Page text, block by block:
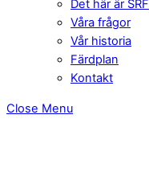
Det här är SRF
Våra frågor
Vår historia
Färdplan
Kontakt
Close Menu